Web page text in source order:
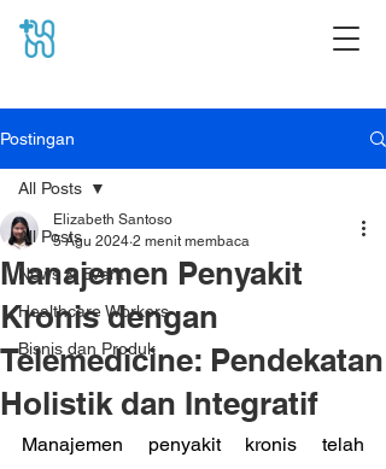
Postingan
All Posts
News & Event
Healthcare Workers
Bisnis dan Produk
All Posts
Manajemen Penyakit
Kronis dengan
Telemedicine: Pendekatan
Holistik dan Integratif
Elizabeth Santoso
5 Agu 2024 2 menit membaca
Manajemen penyakit kronis telah